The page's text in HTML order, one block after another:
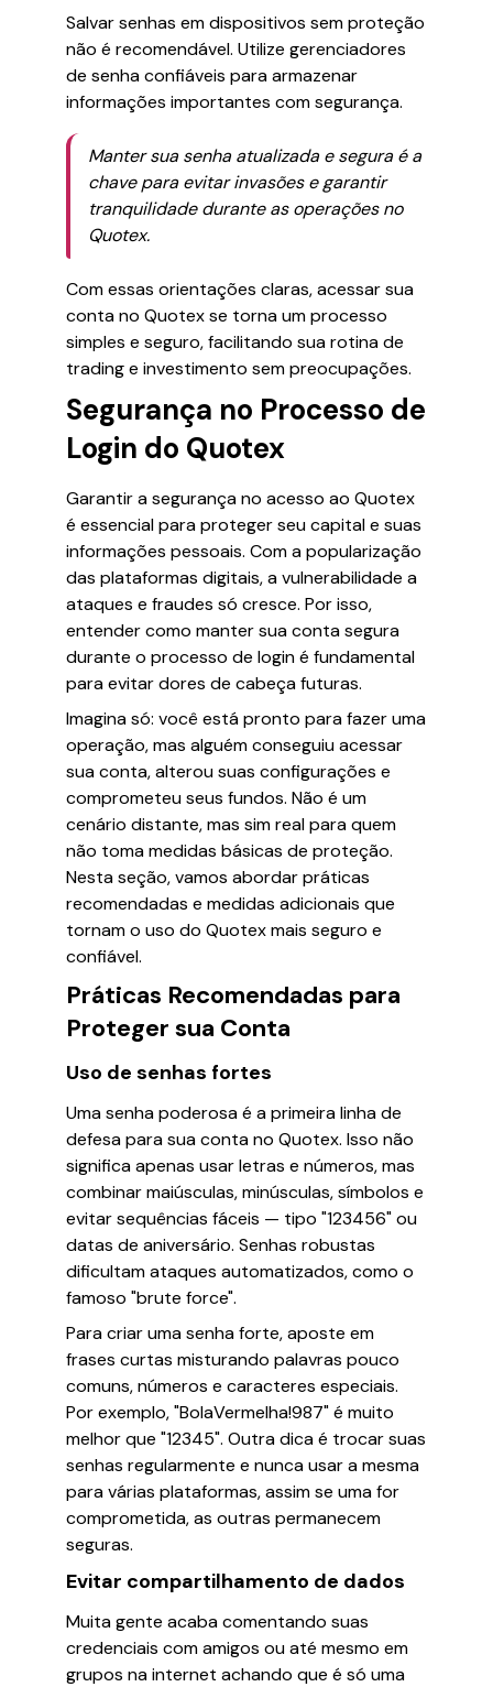
Salvar senhas em dispositivos sem proteção
não é recomendável. Utilize gerenciadores
de senha confiáveis para armazenar
informações importantes com segurança.
Manter sua senha atualizada e segura é a
chave para evitar invasões e garantir
tranquilidade durante as operações no
Quotex.
Com essas orientações claras, acessar sua
conta no Quotex se torna um processo
simples e seguro, facilitando sua rotina de
trading e investimento sem preocupações.
Segurança no Processo de
Login do Quotex
Garantir a segurança no acesso ao Quotex
é essencial para proteger seu capital e suas
informações pessoais. Com a popularização
das plataformas digitais, a vulnerabilidade a
ataques e fraudes só cresce. Por isso,
entender como manter sua conta segura
durante o processo de login é fundamental
para evitar dores de cabeça futuras.
Imagina só: você está pronto para fazer uma
operação, mas alguém conseguiu acessar
sua conta, alterou suas configurações e
comprometeu seus fundos. Não é um
cenário distante, mas sim real para quem
não toma medidas básicas de proteção.
Nesta seção, vamos abordar práticas
recomendadas e medidas adicionais que
tornam o uso do Quotex mais seguro e
confiável.
Práticas Recomendadas para
Proteger sua Conta
Uso de senhas fortes
Uma senha poderosa é a primeira linha de
defesa para sua conta no Quotex. Isso não
significa apenas usar letras e números, mas
combinar maiúsculas, minúsculas, símbolos e
evitar sequências fáceis — tipo "123456" ou
datas de aniversário. Senhas robustas
dificultam ataques automatizados, como o
famoso "brute force".
Para criar uma senha forte, aposte em
frases curtas misturando palavras pouco
comuns, números e caracteres especiais.
Por exemplo, "BolaVermelha!987" é muito
melhor que "12345". Outra dica é trocar suas
senhas regularmente e nunca usar a mesma
para várias plataformas, assim se uma for
comprometida, as outras permanecem
seguras.
Evitar compartilhamento de dados
Muita gente acaba comentando suas
credenciais com amigos ou até mesmo em
grupos na internet achando que é só uma